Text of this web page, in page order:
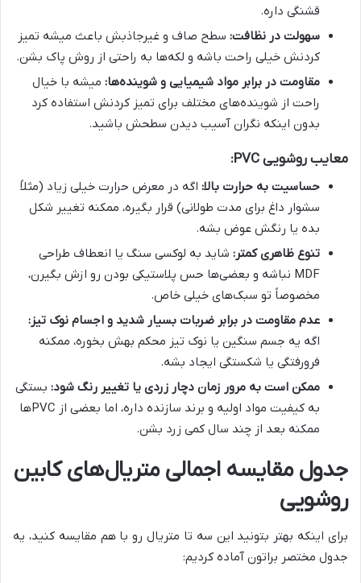
قشنگی داره.
سهولت در نظافت: سطح صاف و غیرجاذبش باعث میشه تمیز
کردنش خیلی راحت باشه و لکه‌ها به راحتی از روش پاک بشن.
مقاومت در برابر مواد شیمیایی و شوینده‌ها: میشه با خیال
راحت از شوینده‌های مختلف برای تمیز کردنش استفاده کرد
بدون اینکه نگران آسیب دیدن سطحش باشید.
معایب روشویی PVC:
حساسیت به حرارت بالا: اگه در معرض حرارت خیلی زیاد (مثلاً
سشوار داغ برای مدت طولانی) قرار بگیره، ممکنه تغییر شکل
بده یا رنگش عوض بشه.
تنوع ظاهری کمتر: شاید به لوکسی سنگ یا انعطاف طراحی
MDF نباشه و بعضی‌ها حس پلاستیکی بودن رو ازش بگیرن،
مخصوصاً تو سبک‌های خیلی خاص.
عدم مقاومت در برابر ضربات بسیار شدید و اجسام نوک تیز:
اگه یه جسم سنگین یا نوک تیز محکم بهش بخوره، ممکنه
فرورفتگی یا شکستگی ایجاد بشه.
ممکن است به مرور زمان دچار زردی یا تغییر رنگ شود: بستگی
به کیفیت مواد اولیه و برند سازنده داره، اما بعضی از PVCها
ممکنه بعد از چند سال کمی زرد بشن.
جدول مقایسه اجمالی متریال‌های کابین
روشویی
برای اینکه بهتر بتونید این سه تا متریال رو با هم مقایسه کنید، یه
جدول مختصر براتون آماده کردیم: